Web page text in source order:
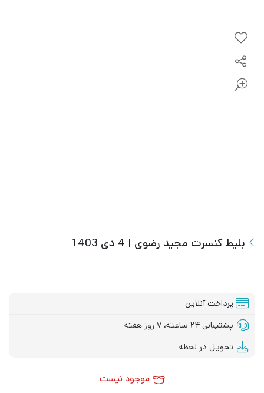
بلیط کنسرت مجید رضوی | 4 دی 1403
پرداخت آنلاین
پشتیبانی ۲۴ ساعته، ۷ روز هفته
تحویل در لحظه
موجود نیست